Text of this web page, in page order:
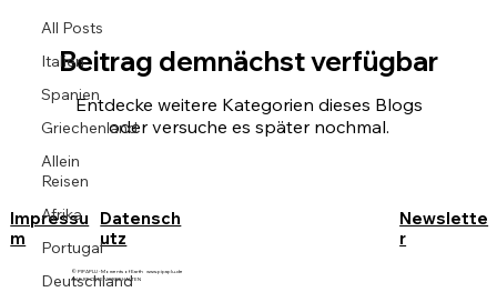
All Posts
Italien
Spanien
Griechenland
Allein
Reisen
Afrika
Portugal
Deutschland
Beitrag demnächst verfügbar
Entdecke weitere Kategorien dieses Blogs
oder versuche es später nochmal.
Impressu
m
Datensch
utz
© PIPAPLU - Moments of Earth www.pipaplu.de
ALLE RECHTE VORBEHALTEN
Newslette
r